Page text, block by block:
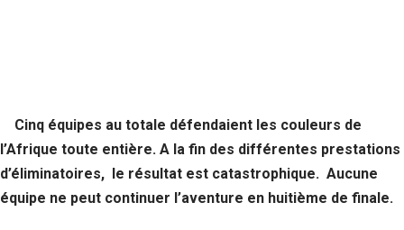
Cinq équipes au totale défendaient les couleurs de
l’Afrique toute entière. A la fin des différentes prestations
d’éliminatoires, le résultat est catastrophique. Aucune
équipe ne peut continuer l’aventure en huitième de finale.